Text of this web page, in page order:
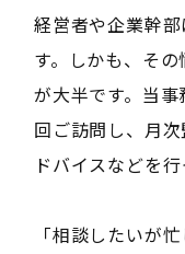
経営者や企業幹
す。しかも、そ
が大半です。当
回ご訪問し、月
ドバイスなどを行
「相談したいが